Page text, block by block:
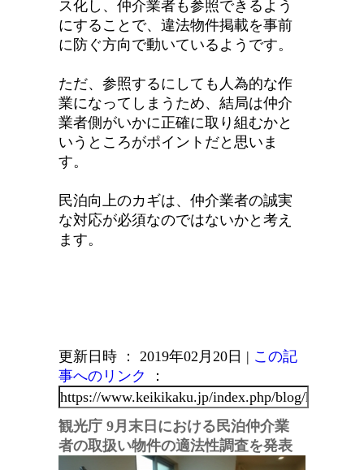
ス化し、仲介業者も参照できるよう
にすることで、違法物件掲載を事前
に防ぐ方向で動いているようです。
ただ、参照するにしても人為的な作
業になってしまうため、結局は仲介
業者側がいかに正確に取り組むかと
いうところがポイントだと思いま
す。
民泊向上のカギは、仲介業者の誠実
な対応が必須なのではないかと考え
ます。
更新日時 ： 2019年02月20日 | この記
事へのリンク
：
観光庁 9月末日における民泊仲介業
者の取扱い物件の適法性調査を発表